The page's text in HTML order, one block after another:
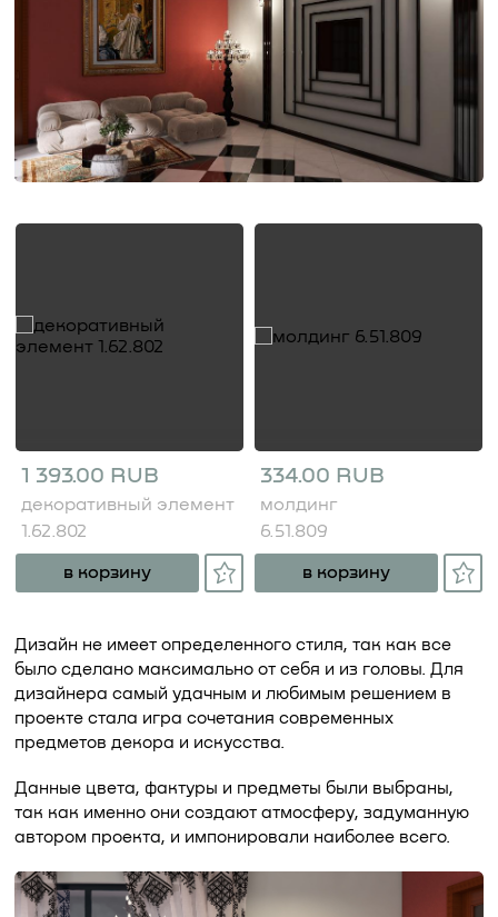
1 393.00 RUB
декоративный элемент
1.62.802
в корзину
334.00 RUB
молдинг
6.51.809
в корзину
Дизайн не имеет определенного стиля, так как все
было сделано максимально от себя и из головы. Для
дизайнера самый удачным и любимым решением в
проекте стала игра сочетания современных
предметов декора и искусства.
Данные цвета, фактуры и предметы были выбраны,
так как именно они создают атмосферу, задуманную
автором проекта, и импонировали наиболее всего.